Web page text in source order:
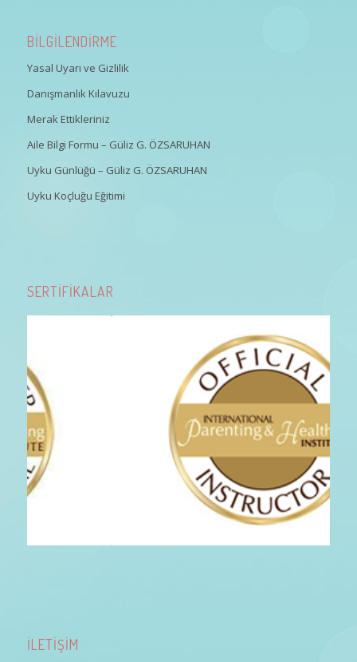
BİLGİLENDİRME
Yasal Uyarı ve Gizlilik
Danışmanlık Kılavuzu
Merak Ettikleriniz
Aile Bilgi Formu – Güliz G. ÖZSARUHAN
Uyku Günlüğü – Güliz G. ÖZSARUHAN
Uyku Koçluğu Eğitimi
SERTİFİKALAR
İLETİŞİM